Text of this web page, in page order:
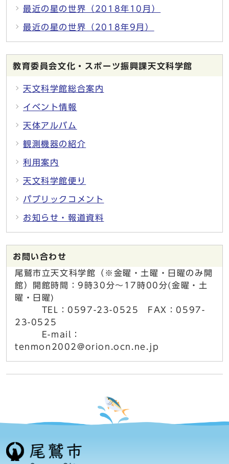
最近の星の世界（2018年10月）
最近の星の世界（2018年9月）
教育委員会文化・スポーツ振興課天文科学館
天文科学館総合案内
イベント情報
天体アルバム
観測機器の紹介
利用案内
天文科学館便り
パブリックコメント
お知らせ・報道資料
お問い合わせ
尾鷲市立天文科学館（※金曜・土曜・日曜のみ開
館）開館時間：9時30分～17時00分(金曜・土
曜・日曜)
TEL：0597-23-0525 FAX：0597-
23-0525
E-mail：
tenmon2002@orion.ocn.ne.jp